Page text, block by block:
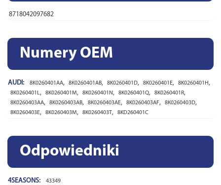
8718042097682
Numery OEM
AUDI: 8K0260401AA, 8K0260401AB, 8K0260401D, 8K0260401E, 8K0260401H ,
8K0260401L, 8K0260401M, 8K0260401N , 8K0260401Q, 8K0260401R,
8K0260403AA, 8K0260403AB, 8K0260403AE, 8K0260403AF, 8K0260403D,
8K0260403E, 8K0260403M, 8K0260403T, 8KD260401C
Odpowiedniki
4SEASONS: 43349